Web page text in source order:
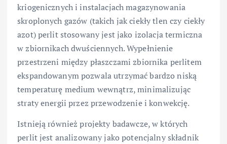
kriogenicznych i instalacjach magazynowania
skroplonych gazów (takich jak ciekły tlen czy ciekły
azot) perlit stosowany jest jako izolacja termiczna
w zbiornikach dwuściennych. Wypełnienie
przestrzeni między płaszczami zbiornika perlitem
ekspandowanym pozwala utrzymać bardzo niską
temperaturę medium wewnątrz, minimalizując
straty energii przez przewodzenie i konwekcję.
Istnieją również projekty badawcze, w których
perlit jest analizowany jako potencjalny składnik